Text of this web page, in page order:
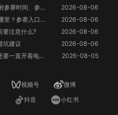
第13届世界渲染大赛参赛指南（附参赛时间、参赛要求、赛事奖励等）
2026-08-06
第13届世界渲染大赛官网地址在哪里？参赛入口与信息整理
2026-08-06
要注意什么?
2026-08-06
坑建议
2026-08-06
云渲染可以关机吗？提交任务后还要一直开着电脑吗？
2026-08-05
视频号
微博
抖音 小红书